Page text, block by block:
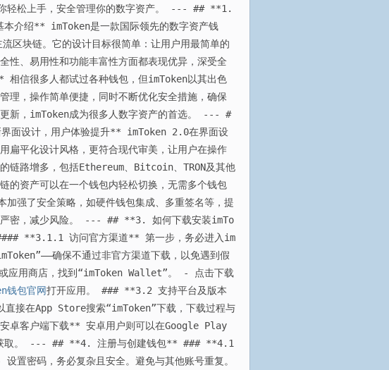
轻松上手，安全管理你的数字资产。 --- ## **1.
介绍** imToken是一款国际领先的数字资产钱
区块链。它的设计目标很简单：让用户用最简单的
性、易用性和功能丰富性方面都表现优异，深受全
信很多人都试过各种钱包，但imToken以其出色
理，操作简单便捷，同时不断优化安全措施，确保
更新，imToken成为很多人数字资产的首选。 --- #
设计，用户体验提升** imToken 2.0在界面设
扁平化设计风格，更符合现代审美，让用户在操作
路增多，包括Ethereum、Bitcoin、TRON及其他
的资产可以在一个钱包内轻松切换，无需多个钱包
了安全策略，如硬件钱包集成、多重签名等，提
严密，减少风险。 --- ## **3. 如何下载安装imTo
**3.1.1 访问官方渠道** 第一步，务必进入im
确保不通过非官方渠道下载，以免遇到假
用商店，找到“imToken Wallet”。 - 点击下载
钱包官网打开应用。 ### **3.2 支持平台及版本
在App Store搜索“imToken”下载，下载过程与
卓客户端下载** 安卓用户则可以在Google Play
道获取。 --- ## **4. 注册与创建钱包** ### **4.1
密码，务必复杂且安全。避免与其他账号重复。